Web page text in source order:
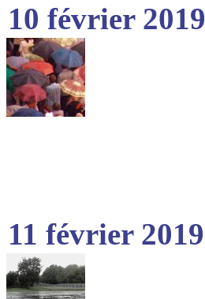
10 février 2019
11 février 2019